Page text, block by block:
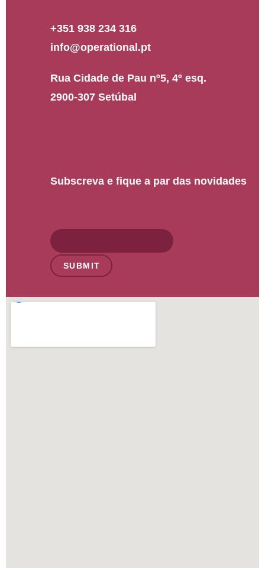
+351 938 234 316
info@operational.pt
Rua Cidade de Pau nº5, 4º esq.
2900-307 Setúbal
Subscreva e fique a par das novidades